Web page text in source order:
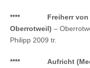
****
Freiherr
Oberrotweil) –
Philipp 2009 tr.
**** Aufricht